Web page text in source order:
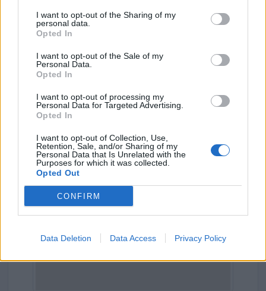
I want to opt-out of the Sharing of my
personal data.
Opted In
I want to opt-out of the Sale of my
Personal Data.
Opted In
I want to opt-out of processing my
Personal Data for Targeted Advertising.
Opted In
I want to opt-out of Collection, Use,
Retention, Sale, and/or Sharing of my
Personal Data that Is Unrelated with the
Purposes for which it was collected.
Opted Out
CONFIRM
Data Deletion Data Access Privacy Policy
Dove si trova
Comune: